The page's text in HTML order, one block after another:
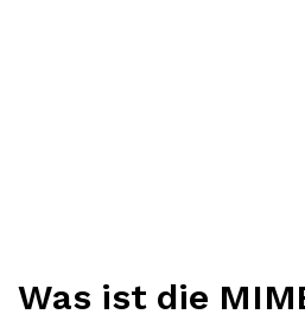
Was ist die